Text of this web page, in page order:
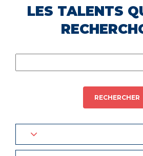
LES TALENTS
RECHERCHER